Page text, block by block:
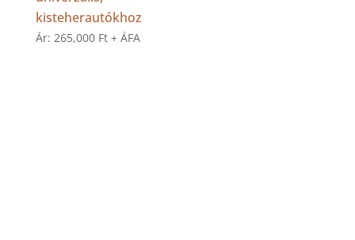
kisteherautókhoz
Ár: 265,000 Ft + ÁFA